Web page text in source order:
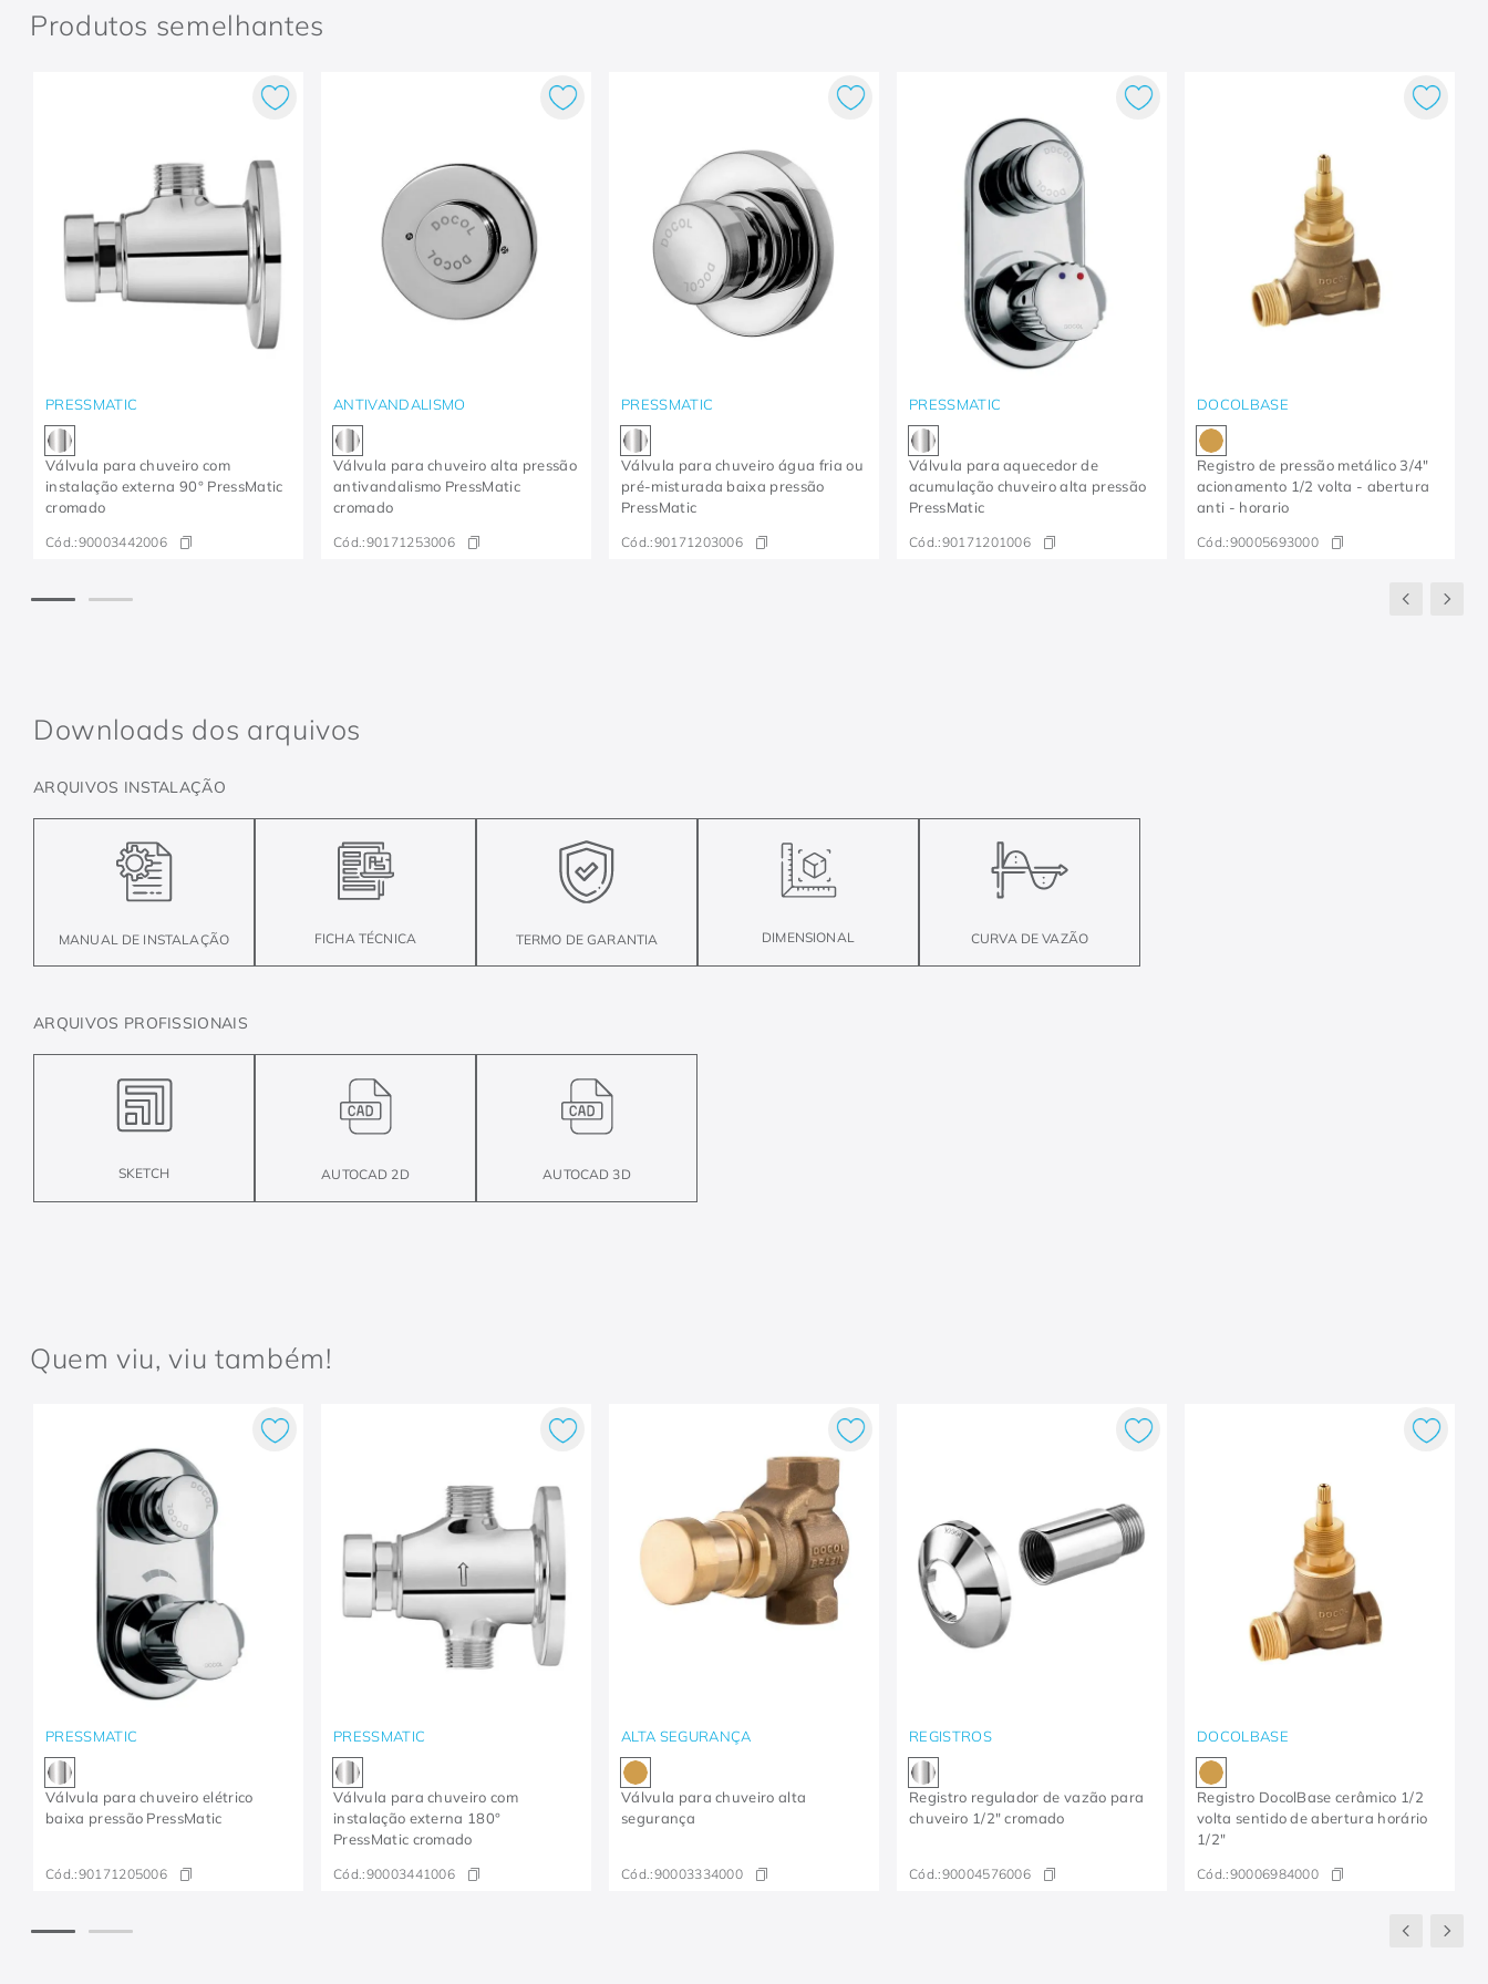
Produtos semelhantes
PRESSMATIC
Válvula para chuveiro com
instalação externa 90° PressMatic
cromado
Cód.:90003442006
ANTIVANDALISMO
Válvula para chuveiro alta pressão
antivandalismo PressMatic
cromado
Cód.:90171253006
PRESSMATIC
Válvula para chuveiro água fria ou
pré-misturada baixa pressão
PressMatic
Cód.:90171203006
PRESSMATIC
Válvula para aquecedor de
acumulação chuveiro alta pressão
PressMatic
Cód.:90171201006
DOCOLBASE
Registro de pressão metálico 3/4"
acionamento 1/2 volta - abertura
anti - horario
Cód.:90005693000
Downloads dos arquivos
ARQUIVOS INSTALAÇÃO
MANUAL DE INSTALAÇÃO FICHA TÉCNICA TERMO DE GARANTIA DIMENSIONAL CURVA DE VAZÃO
ARQUIVOS PROFISSIONAIS
SKETCH AUTOCAD 2D AUTOCAD 3D
Quem viu, viu também!
PRESSMATIC
Válvula para chuveiro elétrico
baixa pressão PressMatic
Cód.:90171205006
PRESSMATIC
Válvula para chuveiro com
instalação externa 180°
PressMatic cromado
Cód.:90003441006
ALTA SEGURANÇA
Válvula para chuveiro alta
segurança
Cód.:90003334000
REGISTROS
Registro regulador de vazão para
chuveiro 1/2" cromado
Cód.:90004576006
DOCOLBASE
Registro DocolBase cerâmico 1/2
volta sentido de abertura horário
1/2"
Cód.:90006984000